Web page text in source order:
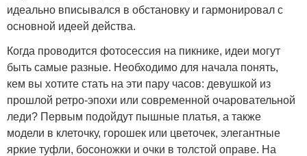
идеально вписывался в обстановку и гармонировал с
основной идеей действа.
Когда проводится фотосессия на пикнике, идеи могут
быть самые разные. Необходимо для начала понять,
кем вы хотите стать на эти пару часов: девушкой из
прошлой ретро-эпохи или современной очаровательной
леди? Первым подойдут пышные платья, а также
модели в клеточку, горошек или цветочек, элегантные
яркие туфли, босоножки и очки в толстой оправе. На